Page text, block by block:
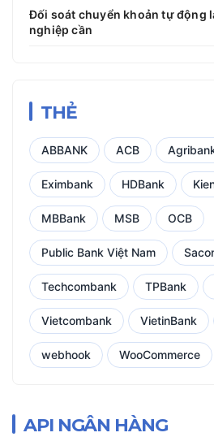
Đối soát chuyển khoản tự động
nghiệp cần
THẺ
ABBANK ACB
Eximbank HDBank
MBBank MSB OCB
Public Bank Việt Nam
Techcombank TPBank
Vietcombank VietinBank
webhook WooCommerce
API NGÂN HÀNG